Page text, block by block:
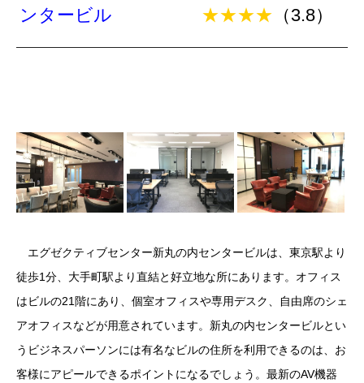
ンタービル
★★★★ （3.8）
エグゼクティブセンター新丸の内センタービルは、東京駅より
徒歩1分、大手町駅より直結と好立地な所にあります。オフィス
はビルの21階にあり、個室オフィスや専用デスク、自由席のシェ
アオフィスなどが用意されています。新丸の内センタービルとい
うビジネスパーソンには有名なビルの住所を利用できるのは、お
客様にアピールできるポイントになるでしょう。最新のAV機器